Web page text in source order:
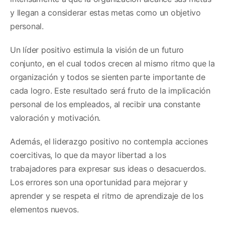
y llegan a considerar estas metas como un objetivo
personal.
Un líder positivo estimula la visión de un futuro
conjunto, en el cual todos crecen al mismo ritmo que la
organización y todos se sienten parte importante de
cada logro. Este resultado será fruto de la implicación
personal de los empleados, al recibir una constante
valoración y motivación.
Además, el liderazgo positivo no contempla acciones
coercitivas, lo que da mayor libertad a los
trabajadores para expresar sus ideas o desacuerdos.
Los errores son una oportunidad para mejorar y
aprender y se respeta el ritmo de aprendizaje de los
elementos nuevos.